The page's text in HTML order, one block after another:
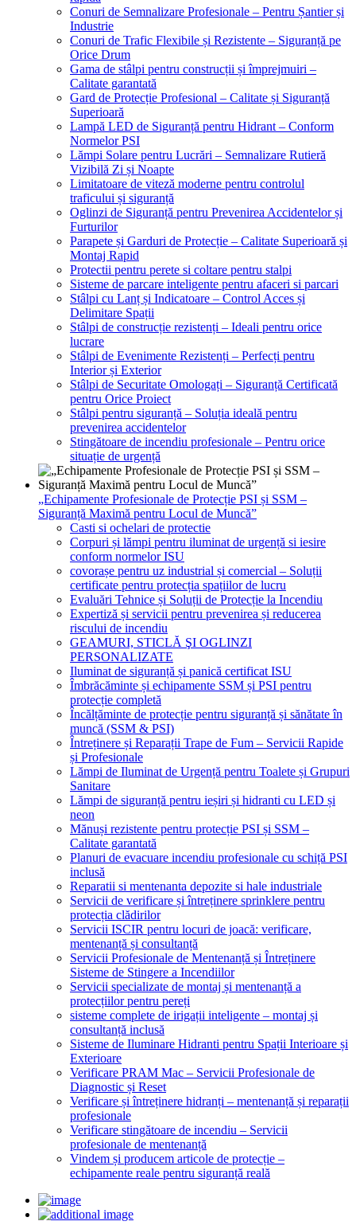
Conuri de Semnalizare Profesionale – Pentru Șantier și
Industrie
Conuri de Trafic Flexibile și Rezistente – Siguranță pe
Orice Drum
Gama de stâlpi pentru construcții și împrejmuiri –
Calitate garantată
Gard de Protecție Profesional – Calitate și Siguranță
Superioară
Lampă LED de Siguranță pentru Hidrant – Conform
Normelor PSI
Lămpi Solare pentru Lucrări – Semnalizare Rutieră
Vizibilă Zi și Noapte
Limitatoare de viteză moderne pentru controlul
traficului și siguranță
Oglinzi de Siguranță pentru Prevenirea Accidentelor și
Furturilor
Parapete și Garduri de Protecție – Calitate Superioară și
Montaj Rapid
Protectii pentru perete si coltare pentru stalpi
Sisteme de parcare inteligente pentru afaceri si parcari
Stâlpi cu Lanț și Indicatoare – Control Acces și
Delimitare Spații
Stâlpi de construcție rezistenți – Ideali pentru orice
lucrare
Stâlpi de Evenimente Rezistenți – Perfecți pentru
Interior și Exterior
Stâlpi de Securitate Omologați – Siguranță Certificată
pentru Orice Proiect
Stâlpi pentru siguranță – Soluția ideală pentru
prevenirea accidentelor
Stingătoare de incendiu profesionale – Pentru orice
situație de urgență
„Echipamente Profesionale de Protecție PSI și SSM –
Siguranță Maximă pentru Locul de Muncă”
Casti si ochelari de protectie
Corpuri și lămpi pentru iluminat de urgență si iesire
conform normelor ISU
covorașe pentru uz industrial și comercial – Soluții
certificate pentru protecția spațiilor de lucru
Evaluări Tehnice și Soluții de Protecție la Incendiu
Expertiză și servicii pentru prevenirea și reducerea
riscului de incendiu
GEAMURI, STICLĂ ŞI OGLINZI
PERSONALIZATE
Iluminat de siguranță și panică certificat ISU
Îmbrăcăminte și echipamente SSM și PSI pentru
protecție completă
Încălțăminte de protecție pentru siguranță și sănătate în
muncă (SSM & PSI)
Întreținere și Reparații Trape de Fum – Servicii Rapide
și Profesionale
Lămpi de Iluminat de Urgență pentru Toalete și Grupuri
Sanitare
Lămpi de siguranță pentru ieșiri și hidranti cu LED și
neon
Mănuși rezistente pentru protecție PSI și SSM –
Calitate garantată
Planuri de evacuare incendiu profesionale cu schiță PSI
inclusă
Reparatii si mentenanta depozite si hale industriale
Servicii de verificare și întreținere sprinklere pentru
protecția clădirilor
Servicii ISCIR pentru locuri de joacă: verificare,
mentenanță și consultanță
Servicii Profesionale de Mentenanță și Întreținere
Sisteme de Stingere a Incendiilor
Servicii specializate de montaj și mentenanță a
protecțiilor pentru pereți
sisteme complete de irigații inteligente – montaj și
consultanță inclusă
Sisteme de Iluminare Hidranti pentru Spații Interioare și
Exterioare
Verificare PRAM Mac – Servicii Profesionale de
Diagnostic și Reset
Verificare și întreținere hidranți – mentenanță și reparații
profesionale
Verificare stingătoare de incendiu – Servicii
profesionale de mentenanță
Vindem și producem articole de protecție –
echipamente reale pentru siguranță reală